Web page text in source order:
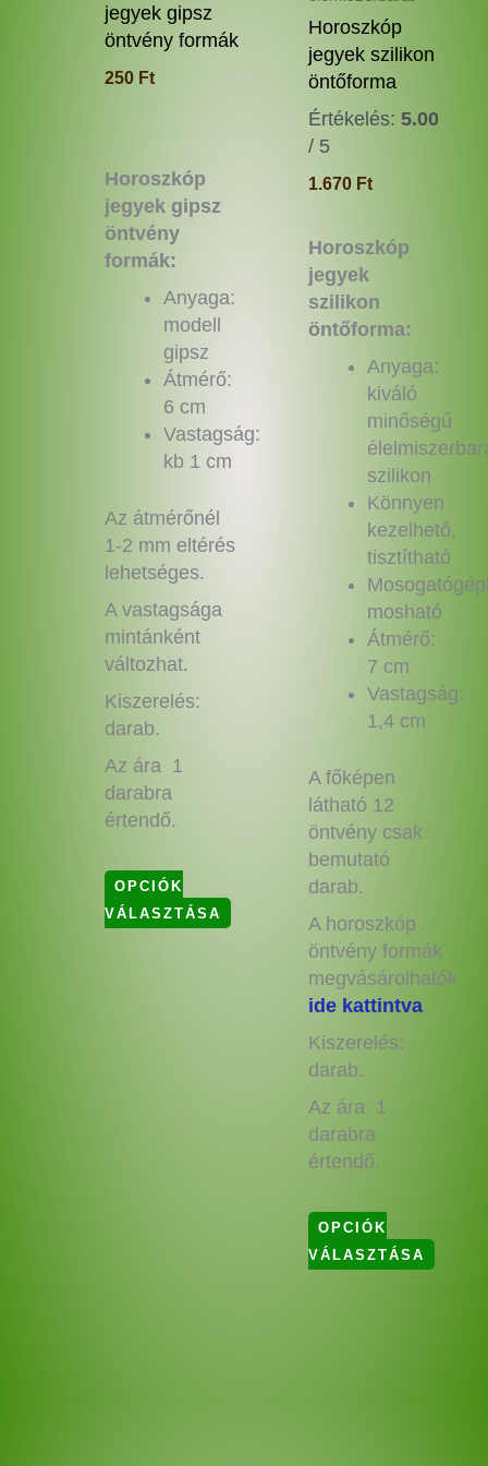
jegyek gipsz
öntvény formák
250 Ft
Horoszkóp
jegyek gipsz
öntvény
formák:
Anyaga:
modell
gipsz
Átmérő:
6 cm
Vastagság:
kb 1 cm
Az átmérőnél
1-2 mm eltérés
lehetséges.
A vastagsága
mintánként
változhat.
Kiszerelés:
darab.
Az ára 1
darabra
értendő.
OPCIÓK
VÁLASZTÁSA
választhatókHoroszkóp
jegyek szilikon
öntőforma
Értékelés: 5.00
/ 5
1.670 Ft
Horoszkóp
jegyek
szilikon
öntőforma:
Anyaga:
kiváló
minőségű
szilikon
Könnyen
kezelhető,
tisztítható
mosható
Átmérő:
7 cm
Vastagság:
1,4 cm
A főképen
látható 12
öntvény csak
bemutató
darab.
A horoszkóp
öntvény formák
megvásárolhatók
ide kattintva.
Kiszerelés:
darab.
Az ára 1
darabra
értendő.
OPCIÓK
VÁLASZTÁSA